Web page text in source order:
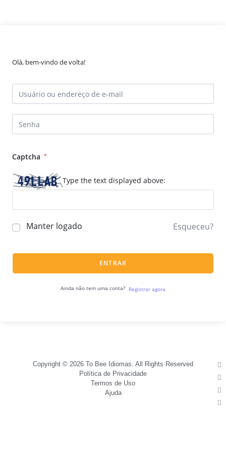
Olá, bem-vindo de volta!
Captcha *
Type the text displayed above:
Manter logado Esqueceu?
ENTRAR
Ainda não tem uma conta? Registrar agora
Copyright © 2026 To Bee Idiomas. All Rights Reserved
Política de Privacidade
Termos de Uso
Ajuda